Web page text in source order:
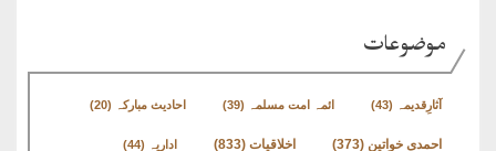
کتب
مِرقاتُ
موضوعات
آثارِقدیمہ (43) ائمہ امت مسلمہ (39) احادیث مبارکہ (20)
احمدی خواتین (373) اخلاقیات (833) اداریہ (44)